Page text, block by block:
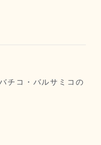
チコ・バルサミコの